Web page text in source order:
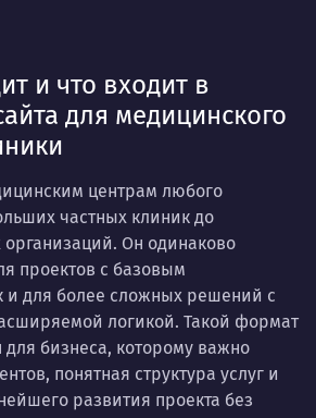
и что входит в
для медицинского
центрам любого
частных клиник до
Он одинаково
проектов с базовым
и для более сложных решений с
логикой. Такой формат
для бизнеса, которому важно
понятная структура услуг и
развития проекта без